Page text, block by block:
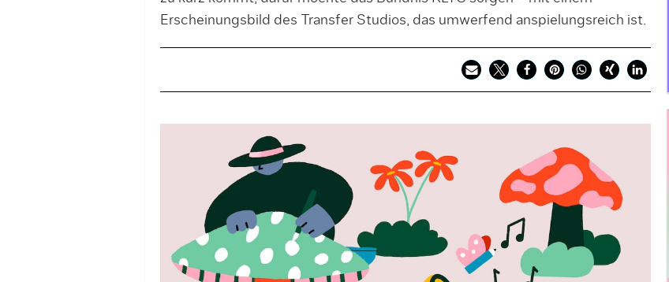
Erscheinungsbild des Transfer Studios, das umwerfend anspielungsreich ist.